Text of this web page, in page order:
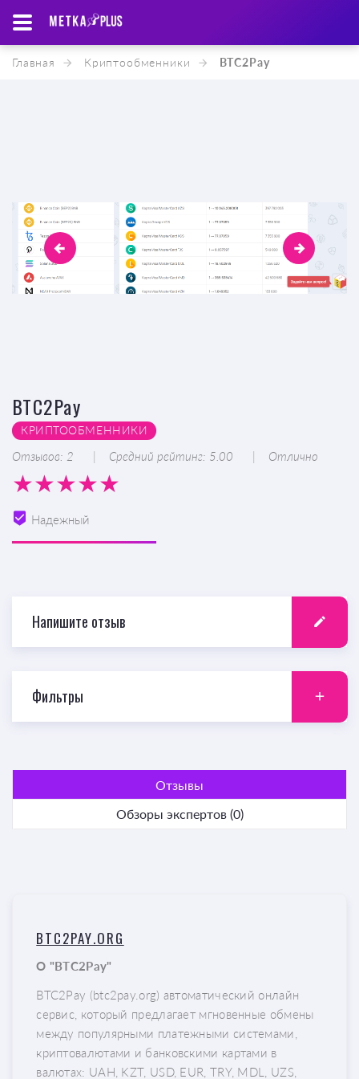
Главная Криптообменники BTC2Pay
BTC2Pay
КРИПТООБМЕННИКИ
Отзывов: 2 Средний рейтинг: 5.00 Отлично
Надежный
Напишите отзыв
Фильтры
Отзывы
Обзоры экспертов (0)
BTC2PAY.ORG
О "BTC2Pay"
BTC2Pay (btc2pay.org) автоматический онлайн
сервис, который предлагает мгновенные обмены
между популярными платежными системами,
криптовалютами и банковскими картами в
валютах: UAH, KZT, USD, EUR, TRY, MDL, UZS,